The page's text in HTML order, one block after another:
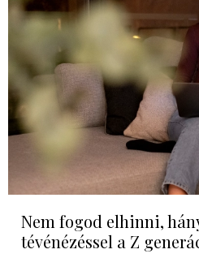
Nem fogod elhinni,
tévénézéssel a Z